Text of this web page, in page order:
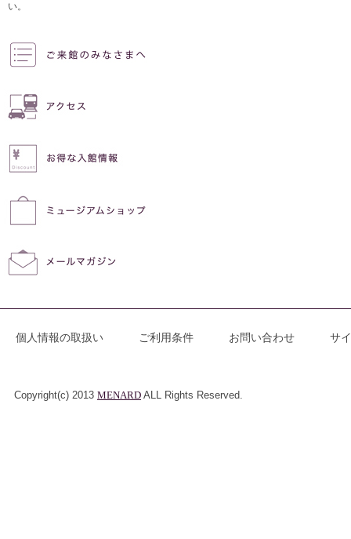
い。
個人情報の取扱い ご利用条件 お問い合わせ サ
Copyright(c) 2013 MENARD ALL Rights Reserved.